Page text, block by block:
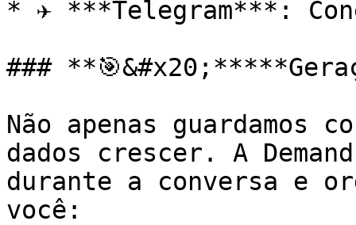
* ✈️ ***Telegram***:
###
Não apenas guardamos
dados crescer. A
durante a conversa e
você: